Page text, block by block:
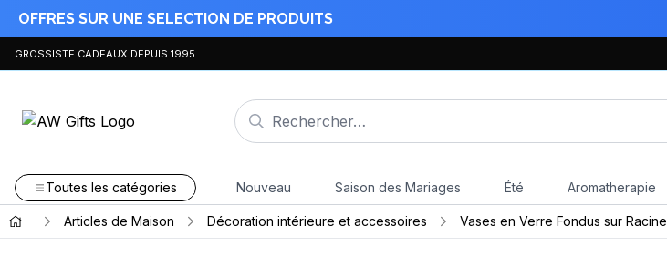
OFFRES SUR UNE SELECTION DE PRODUITS
GROSSISTE CADEAUX DEPUIS 1995
Toutes les catégories Nouveau Saison des Mariages Été Aromatherapie
Articles de Maison Décoration intérieure et accessoires Vases en Verre Fondus sur Racine